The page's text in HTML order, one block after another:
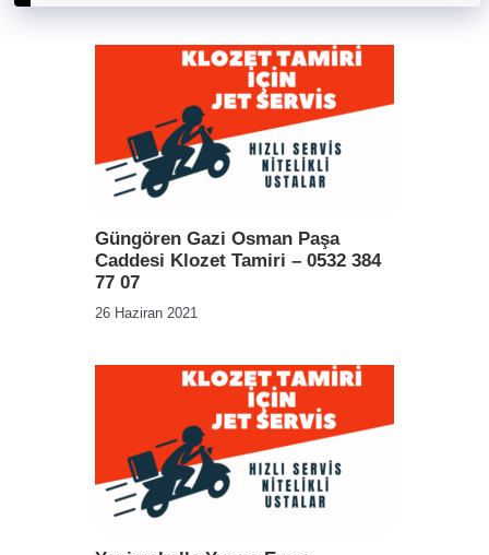
Güngören Gazi Osman Paşa
Caddesi Klozet Tamiri – 0532 384
77 07
26 Haziran 2021